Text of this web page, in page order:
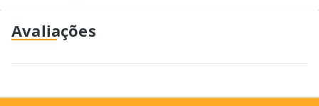
Avaliações